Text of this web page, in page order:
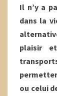
Il n’y a
dans la
plaisir
ou celui